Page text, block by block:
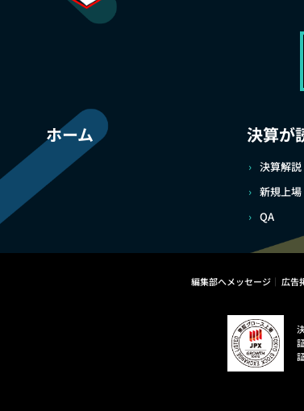
ホーム 決算が
決算解説
新規上場
QA
編集部へメッセージ 広告